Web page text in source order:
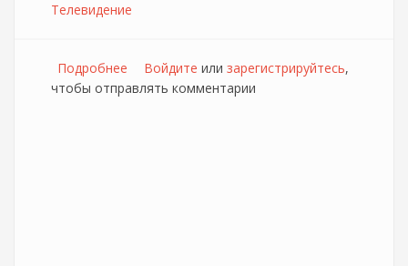
Телевидение
Подробнее о Изменения в кабельном тв Дом.ру
Войдите или зарегистрируйтесь,
чтобы отправлять комментарии